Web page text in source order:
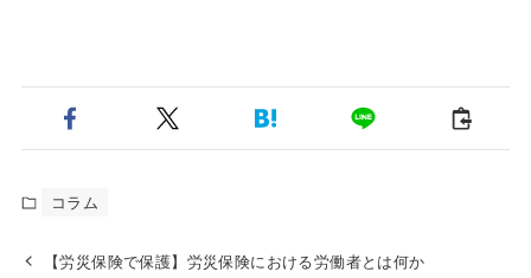
コラム
【労災保険で保護】労災保険における労働者とは何か